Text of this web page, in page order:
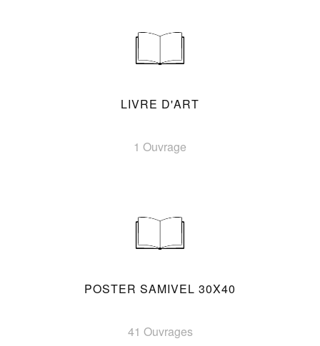
LIVRE D'ART
1 Ouvrage
POSTER SAMIVEL 30X40
41 Ouvrages